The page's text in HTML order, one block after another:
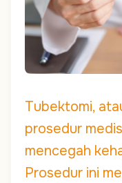
Tubektomi,
prosedur
mencegah
Prosedur ini